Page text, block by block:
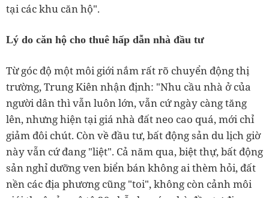
tại các khu căn hộ".
Lý do căn hộ cho thuê hấp dẫn nhà đầu tư
Từ góc độ một môi giới nắm rất rõ chuyển động thị
trường, Trung Kiên nhận định: "Nhu cầu nhà ở của
người dân thì vẫn luôn lớn, vẫn cứ ngày càng tăng
lên, nhưng hiện tại giá nhà đất neo cao quá, mới chỉ
giảm đôi chút. Còn về đầu tư, bất động sản du lịch giờ
này vẫn cứ đang "liệt". Cả năm qua, biệt thự, bất động
sản nghỉ dưỡng ven biển bán không ai thèm hỏi, đất
nền các địa phương cũng "toi", không còn cảnh môi